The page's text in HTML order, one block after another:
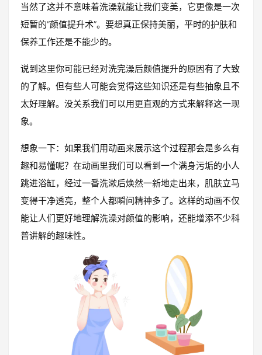
当然了这并不意味着洗澡就能让我们变美，它更像是一次
短暂的“颜值提升术”。要想真正保持美丽，平时的护肤和
保养工作还是不能少的。
说到这里你可能已经对洗完澡后颜值提升的原因有了大致
的了解。但有些人可能会觉得这些知识还是有些抽象且不
太好理解。没关系我们可以用更直观的方式来解释这一现
象。
想象一下：如果我们用动画来展示这个过程那会是多么有
趣和易懂呢？在动画里我们可以看到一个满身污垢的小人
跳进浴缸，经过一番洗漱后焕然一新地走出来，肌肤立马
变得干净透亮，整个人都瞬间精神多了。这样的动画不仅
能让人们更好地理解洗澡对颜值的影响，还能增添不少科
普讲解的趣味性。